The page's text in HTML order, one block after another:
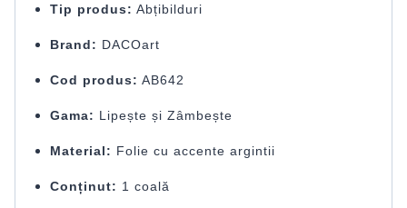
Tip produs: Abțibilduri
Brand: DACOart
Cod produs: AB642
Gama: Lipește și Zâmbește
Material: Folie cu accente argintii
Conținut: 1 coală